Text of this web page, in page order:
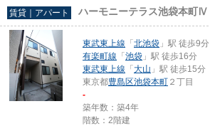
賃貸｜アパート ハーモニーテラス池袋本町Ⅳ
東武東上線 「 北池袋 」駅 徒歩9分
有楽町線 「 池袋 」駅 徒歩16分
東武東上線 「 大山 」駅 徒歩15分
東京都豊島区池袋本町 ２丁目
-
築年数：築4年
階数：2階建